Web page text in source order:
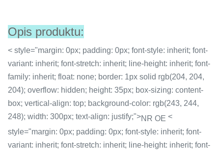
Opis produktu:
< style="margin: 0px; padding: 0px; font-style: inherit; font-
variant: inherit; font-stretch: inherit; line-height: inherit; font-
family: inherit; float: none; border: 1px solid rgb(204, 204,
204); overflow: hidden; height: 35px; box-sizing: content-
box; vertical-align: top; background-color: rgb(243, 244,
248); width: 300px; text-align: justify;">NR OE <
style="margin: 0px; padding: 0px; font-style: inherit; font-
variant: inherit; font-stretch: inherit; line-height: inherit; font-